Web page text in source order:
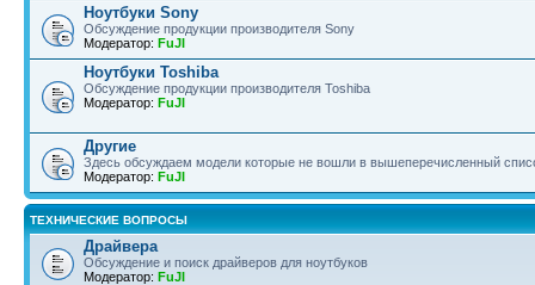
Ноутбуки Sony
Обсуждение продукции производителя Sony
Модератор: FuJI
Ноутбуки Toshiba
Обсуждение продукции производителя Toshiba
Модератор: FuJI
Другие
Здесь обсуждаем модели которые не вошли в вышеперечисленный
Модератор: FuJI
ТЕХНИЧЕСКИЕ ВОПРОСЫ
Драйвера
Обсуждение и поиск драйверов для ноутбуков
Модератор: FuJI